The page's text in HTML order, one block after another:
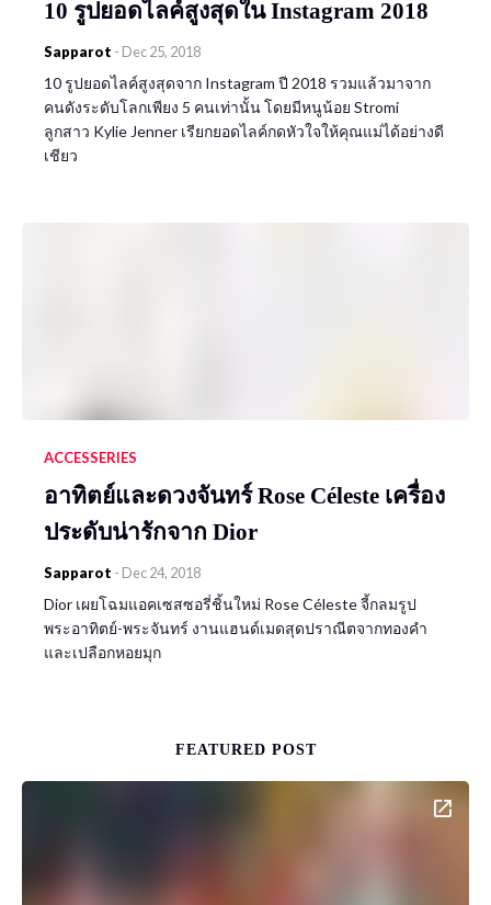
10 รูปยอดไลค์สูงสุดใน Instagram 2018
Sapparot - Dec 25, 2018
10 รูปยอดไลค์สูงสุดจาก Instagram ปี 2018 รวมแล้วมาจาก
คนดังระดับโลกเพียง 5 คนเท่านั้น โดยมีหนูน้อย Stromi
ลูกสาว Kylie Jenner เรียกยอดไลค์กดหัวใจให้คุณแม่ได้อย่างดี
เชียว
ACCESSERIES
อาทิตย์และดวงจันทร์ Rose Céleste เครื่อง
ประดับน่ารักจาก Dior
Sapparot - Dec 24, 2018
Dior เผยโฉมแอคเซสซอรี่ชิ้นใหม่ Rose Céleste จี้กลมรูป
พระอาทิตย์-พระจันทร์ งานแฮนด์เมดสุดปราณีตจากทองคำ
และเปลือกหอยมุก
FEATURED POST